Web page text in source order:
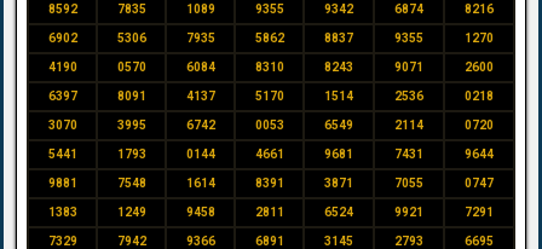
8592 7835 1089 9355 9342 6874 8216
6902 5306 7935 5862 8837 9355 1270
4190 0570 6084 8310 8243 9071 2600
6397 8091 4137 5170 1514 2536 0218
3070 3995 6742 0053 6549 2114 0720
5441 1793 0144 4661 9681 7431 9644
9881 7548 1614 8391 3871 7055 0747
1383 1249 9458 2811 6524 9921 7291
7329 7942 9366 6891 3145 2793 6695